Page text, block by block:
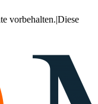
vorbehalten.|Diese